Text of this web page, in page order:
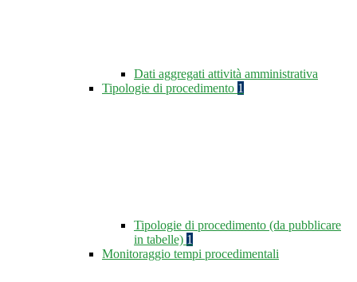
Dati aggregati attività amministrativa
Tipologie di procedimento 1
Tipologie di procedimento (da pubblicare
in tabelle) 1
Monitoraggio tempi procedimentali